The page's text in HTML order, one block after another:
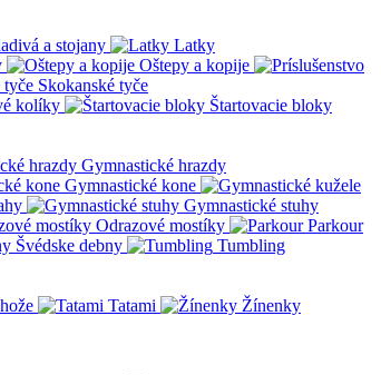
a stojany
Latky
Oštepy a kopije
Skokanské tyče
kolíky
Štartovacie bloky
Gymnastické hrazdy
Gymnastické kone
Gymnastické stuhy
Odrazové mostíky
Parkour
Švédske debny
Tumbling
Tatami
Žínenky